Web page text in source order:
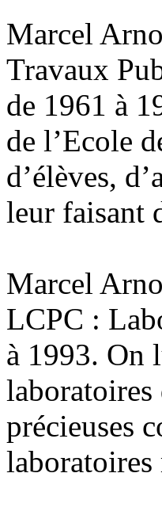
Marcel
Travaux
de 1961 à
de l’Ecole
d’élèves,
leur faisant
Marcel
LCPC :
à 1993. On
laboratoires
précieuses